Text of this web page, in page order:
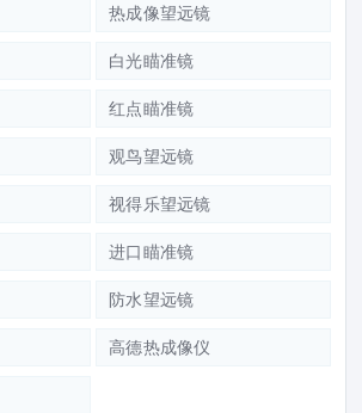
热成像望远镜
白光瞄准镜
红点瞄准镜
观鸟望远镜
视得乐望远镜
进口瞄准镜
防水望远镜
高德热成像仪